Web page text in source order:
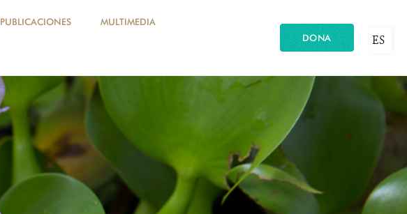
PUBLICACIONES MULTIMEDIA
DONA ES